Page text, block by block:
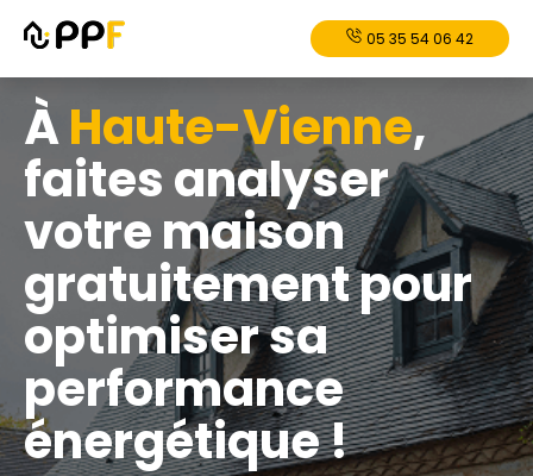
05 35 54 06 42
ÀHaute-Vienne,
faites analyser
votre maison
gratuitement pour
optimiser sa
performance
énergétique !